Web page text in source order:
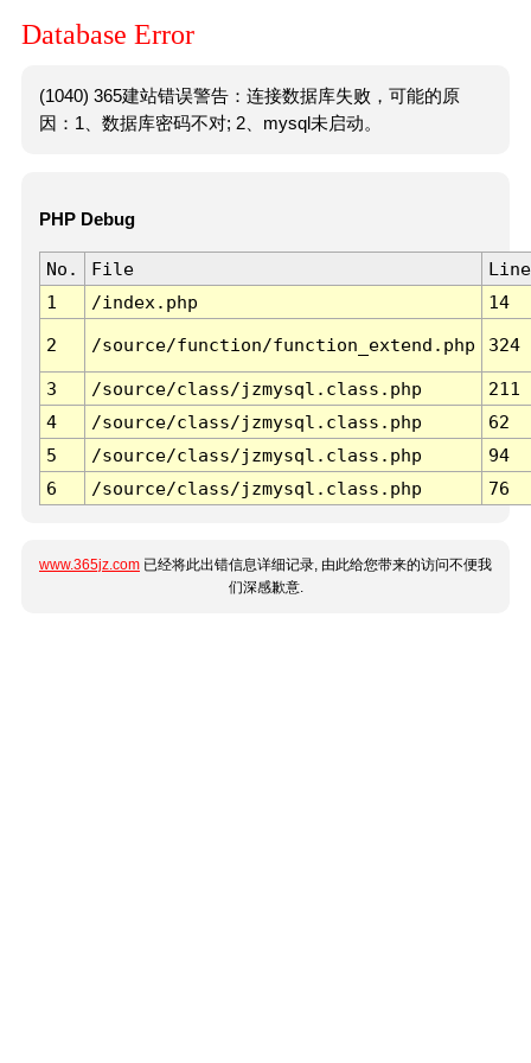
Database Error
(1040) 365建站错误警告：连接数据库失败，可能的原
因：1、数据库密码不对; 2、mysql未启动。
PHP Debug
No. File
Line
1
/index.php 14
2 /source/function/function_extend.php 324
3 /source/class/jzmysql.class.php
211
4
/source/class/jzmysql.class.php
62
5
/source/class/jzmysql.class.php
94
6
/source/class/jzmysql.class.php 76
www.365jz.com 已经将此出错信息详细记录, 由此给您带来的访问不便我
们深感歉意.